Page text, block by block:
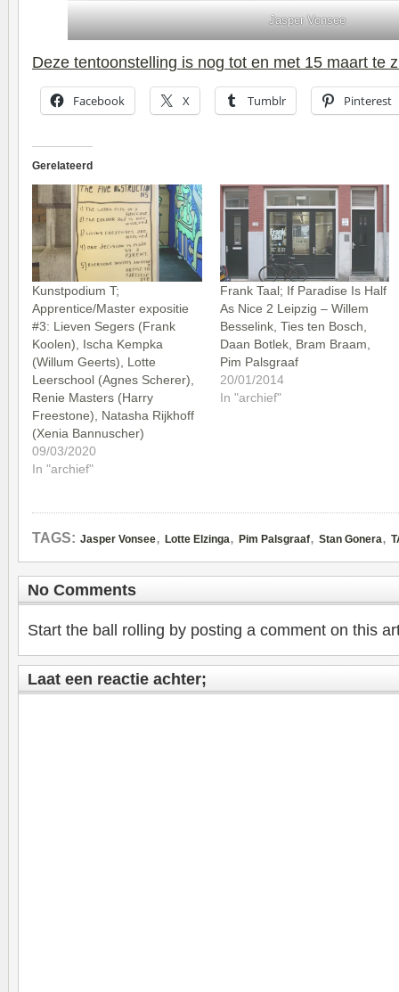
Jasper Vonsee
Deze tentoonstelling is nog tot en met 15 maart te
Facebook X Tumblr Pinterest
Gerelateerd
Kunstpodium T;
Apprentice/Master expositie
#3: Lieven Segers (Frank
Koolen), Ischa Kempka
(Willum Geerts), Lotte
Leerschool (Agnes Scherer),
Renie Masters (Harry
Freestone), Natasha Rijkhoff
(Xenia Bannuscher)
09/03/2020
In "archief"
Frank Taal; If Paradise Is Half
As Nice 2 Leipzig – Willem
Besselink, Ties ten Bosch,
Daan Botlek, Bram Braam,
Pim Palsgraaf
20/01/2014
In "archief"
TAGS: Jasper Vonsee, Lotte Elzinga, Pim Palsgraaf, Stan Gonera,
No Comments
Start the ball rolling by posting a comment on this
Laat een reactie achter;